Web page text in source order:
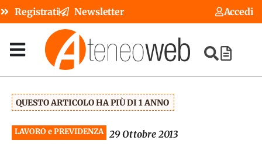
Registrati Newsletter Accedi
QUESTO ARTICOLO HA PIÙ DI 1 ANNO
LAVORO e PREVIDENZA 29 Ottobre 2013